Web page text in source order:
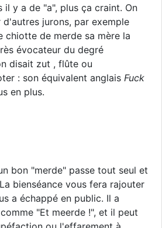
il y a de "a", plus ça craint. On
jurons, par exemple
chiotte de merde sa mère la
évocateur du degré
disait zut , flûte ou
: son équivalent anglais Fuck
en plus.
bon "merde" passe tout seul et
bienséance vous fera rajouter
a échappé en public. Il a
"Et meerde !", et il peut